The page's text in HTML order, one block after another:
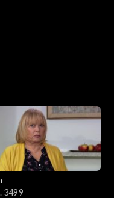
w szpitalu.
3499